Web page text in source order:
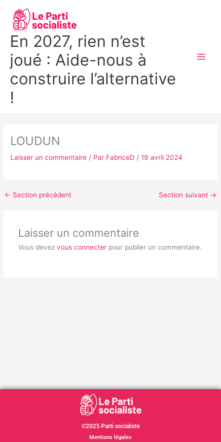
contenu
En 2027, rien n’est
joué : Aide-nous à
construire l’alternative
!
LOUDUN
Laisser un commentaire / Par FabriceD/19 avril 2024
← Section précédent Section suivant →
Laisser un commentaire
Vous devez vous connecterpour publier un commentaire.
©2025 Parti socialiste
Mentions légales